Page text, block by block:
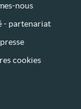
nous
- partenariat
cookies